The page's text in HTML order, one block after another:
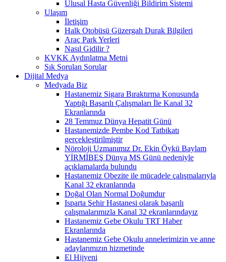
Ulusal Hasta Güvenliği Bildirim Sistemi
Ulaşım
İletişim
Halk Otobüsü Güzergah Durak Bilgileri
Araç Park Yerleri
Nasıl Gidilir ?
KVKK Aydınlatma Metni
Sık Sorulan Sorular
Dijital Medya
Medyada Biz
Hastanemiz Sigara Bıraktırma Konusunda
Yaptığı Başarılı Çalışmaları İle Kanal 32
Ekranlarında
28 Temmuz Dünya Hepatit Günü
Hastanemizde Pembe Kod Tatbikatı
gerçekleştirilmiştir
Nöroloji Uzmanımız Dr. Ekin Öykü Baylam
YİRMİBEŞ Dünya MS Günü nedeniyle
açıklamalarda bulundu
Hastanemiz Obezite ile mücadele çalışmalarıyla
Kanal 32 ekranlarında
Doğal Olan Normal Doğumdur
Isparta Şehir Hastanesi olarak başarılı
çalışmalarımızla Kanal 32 ekranlarındayız
Hastanemiz Gebe Okulu TRT Haber
Ekranlarında
Hastanemiz Gebe Okulu annelerimizin ve anne
adaylarımızın hizmetinde
El Hijyeni